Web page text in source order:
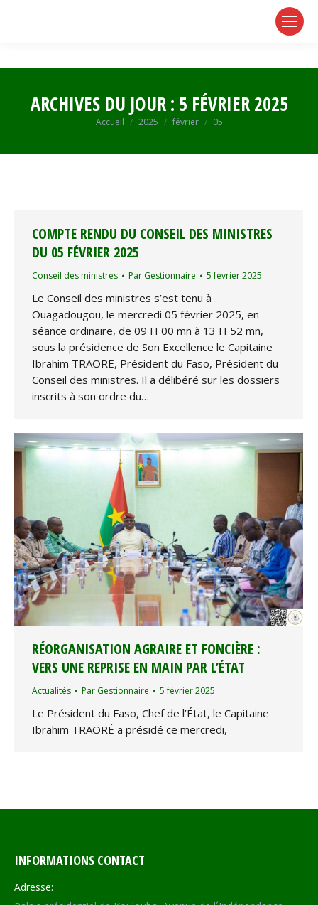
ARCHIVES DU JOUR : 5 FÉVRIER 2025
Vous êtes ici :
Accueil 2025 février 05
COMPTE RENDU DU CONSEIL DES MINISTRES
DU 05 FÉVRIER 2025
Conseil des ministres Par Gestionnaire 5 février 2025
Le Conseil des ministres s’est tenu à
Ouagadougou, le mercredi 05 février 2025, en
séance ordinaire, de 09 H 00 mn à 13 H 52 mn,
sous la présidence de Son Excellence le Capitaine
Ibrahim TRAORE, Président du Faso, Président du
Conseil des ministres. Il a délibéré sur les dossiers
inscrits à son ordre du…
RÉORGANISATION AGRAIRE ET FONCIÈRE :
VERS UNE REPRISE EN MAIN PAR L’ÉTAT
Actualités Par Gestionnaire 5 février 2025
Le Président du Faso, Chef de l’État, le Capitaine
Ibrahim TRAORÉ a présidé ce mercredi,
INFORMATIONS CONTACT
Adresse: